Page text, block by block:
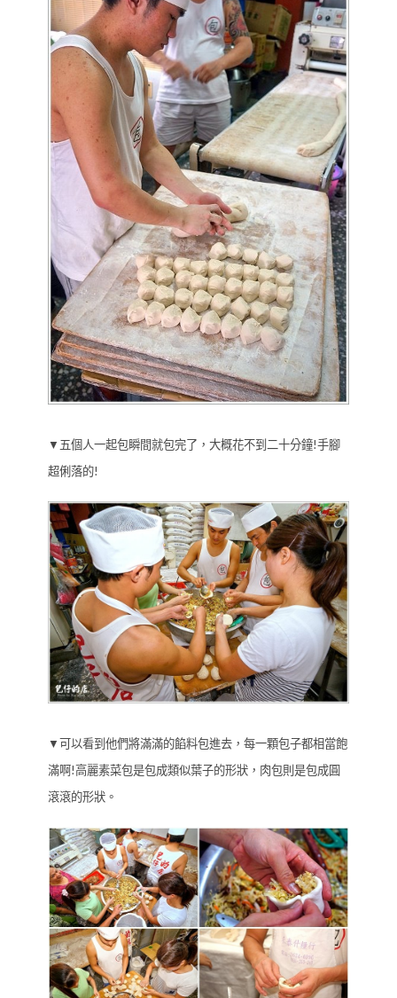
▼五個人一起包瞬間就包完了，大概花不到二十分鐘!手腳
超俐落的!
▼可以看到他們將滿滿的餡料包進去，每一顆包子都相當飽
滿啊!高麗素菜包是包成類似葉子的形狀，肉包則是包成圓
滾滾的形狀。